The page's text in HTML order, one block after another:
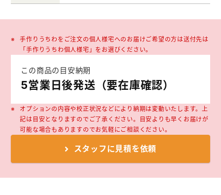
手作りうちわをご注文の個人様宅へのお届けご希望の方は送付先は
「手作りうちわ個人様宅」をお選びください。
この商品の目安納期
5営業日後発送（要在庫確認）
オプションの内容や校正状況などにより納期は変動いたします。上
記は目安となりますのでご了承ください。目安よりも早くお届けが
可能な場合もありますのでお気軽にご相談ください。
スタッフに見積を依頼